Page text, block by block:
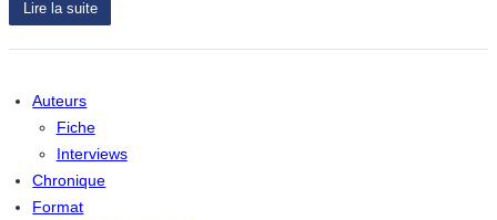
Lire la suite
Auteurs
Fiche
Interviews
Chronique
Format